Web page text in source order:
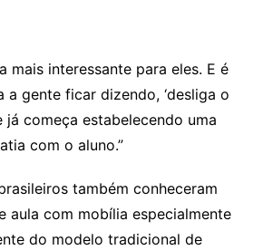
mais interessante para eles. E é
a gente ficar dizendo, ‘desliga o
já começa estabelecendo uma
com o aluno.”
também conheceram
aula com mobília especialmente
do modelo tradicional de